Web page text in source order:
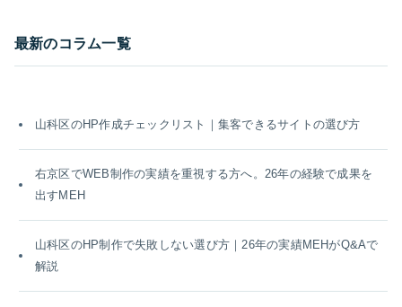
最新のコラム一覧
山科区のHP作成チェックリスト｜集客できるサイトの選び方
右京区でWEB制作の実績を重視する方へ。26年の経験で成果を
出すMEH
山科区のHP制作で失敗しない選び方｜26年の実績MEHがQ&Aで
解説